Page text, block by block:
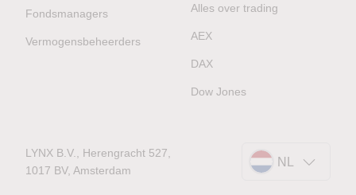
Fondsmanagers
Vermogensbeheerders
Alles over trading
AEX
DAX
Dow Jones
LYNX B.V., Herengracht 527,
1017 BV, Amsterdam
NL